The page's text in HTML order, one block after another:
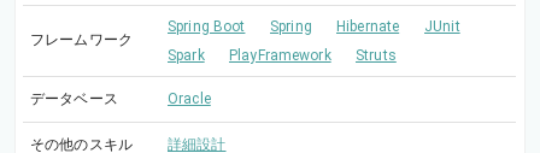
フレームワーク
Spring Boot Spring Hibernate
JUnit
Spark
PlayFramework Struts
データベース Oracle
その他のスキル 詳細設計